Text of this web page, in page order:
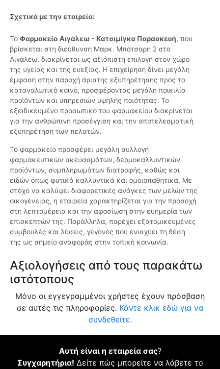
Σχετικά με την εταιρεία:
Το Φαρμακείο Αιγάλεω - Κατσιμίγκα Παρασκευή, που
βρίσκεται στη διεύθυνση Μαρκ. Μπότσαρη 2 στο
Αιγάλεω, διακρίνεται ως αξιόπιστη επιλογή στον χώρο
της υγείας και της ευεξίας. Η επιχείρηση δίνει μεγάλη
έμφαση στην παροχή άριστης εξυπηρέτησης προς το
καταναλωτικό κοινό, προσφέροντας μεγάλη ποικιλία
προϊόντων και υπηρεσιών υψηλής ποιότητας. Το
εξειδικευμένο προσωπικό του φαρμακείου διακρίνεται
για την ανθρώπινη προσέγγιση και την αποτελεσματική
εξυπηρέτηση των πελατών.
Το φαρμακείο προσφέρει μεγάλη συλλογή
φαρμακευτικών σκευασμάτων, δερμοκαλλυντικών
προϊόντων, συμπληρωμάτων διατροφής, καθώς και
ειδών όπως φυτικά καλλυντικά και ομοιοπαθητικά. Με
στόχο να καλύψει διαφορετικές ανάγκες των μελών της
οικογένειας, η εταιρεία χαρακτηρίζεται για την προσοχή
στη λεπτομέρεια και την αφοσίωση στην ευημερία των
επισκεπτών της. Παράλληλα, παρέχει εξατομικευμένες
συμβουλές και λύσεις, γεγονός που ενισχύει τη θέση
της ως σημείο αναφοράς στην τοπική κοινωνία.
Αξιολογήσεις από τους παρακάτω
ιστότοπους
Μόνο οι εγγεγραμμένοι χρήστες έχουν πρόσβαση
σε αυτές τις πληροφορίες. Κάντε κλικ εδώ για να
συνδεθείτε.
Αυτή είναι η εταιρεία σας?
Συγχαρητήρια! Δείτε πώς μπορείτε να λάβετε το